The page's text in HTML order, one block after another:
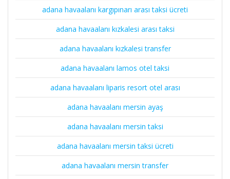
adana havaalanı kargıpınarı arası taksi ücreti
adana havaalanı kızkalesi arası taksi
adana havaalanı kızkalesi transfer
adana havaalanı lamos otel taksi
adana havaalanı liparis resort otel arası
adana havaalanı mersin ayaş
adana havaalanı mersin taksi
adana havaalanı mersin taksi ücreti
adana havaalanı mersin transfer